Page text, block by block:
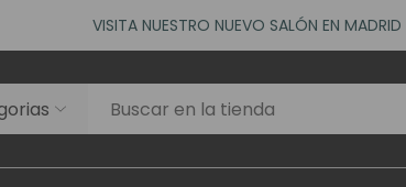
VISITA NUESTRO NUEVO SALÓN EN MADRID